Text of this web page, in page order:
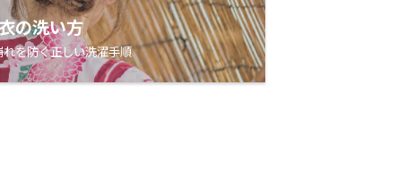
の洗い方
を防ぐ正しい洗濯手順